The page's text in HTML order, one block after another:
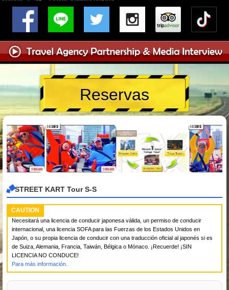
Reservas
STREET KART Tour S-S
CAUTION
Necesitará una licencia de conducir japonesa válida, un permiso de conducir
internacional, una licencia SOFA para las Fuerzas de los Estados Unidos en
Japón, o su propia licencia de conducir con una traducción oficial al japonés si es
de Suiza, Alemania, Francia, Taiwán, Bélgica o Mónaco. ¡Recuerde! ¡SIN
LICENCIA NO CONDUCE!
Para más información.